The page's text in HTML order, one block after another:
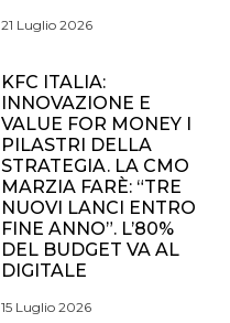
21 Luglio 2026
KFC ITALIA:
INNOVAZIONE E
VALUE FOR MONEY I
PILASTRI DELLA
STRATEGIA. LA CMO
MARZIA FARÈ: “TRE
NUOVI LANCI ENTRO
FINE ANNO”. L’80%
DEL BUDGET VA AL
DIGITALE
15 Luglio 2026